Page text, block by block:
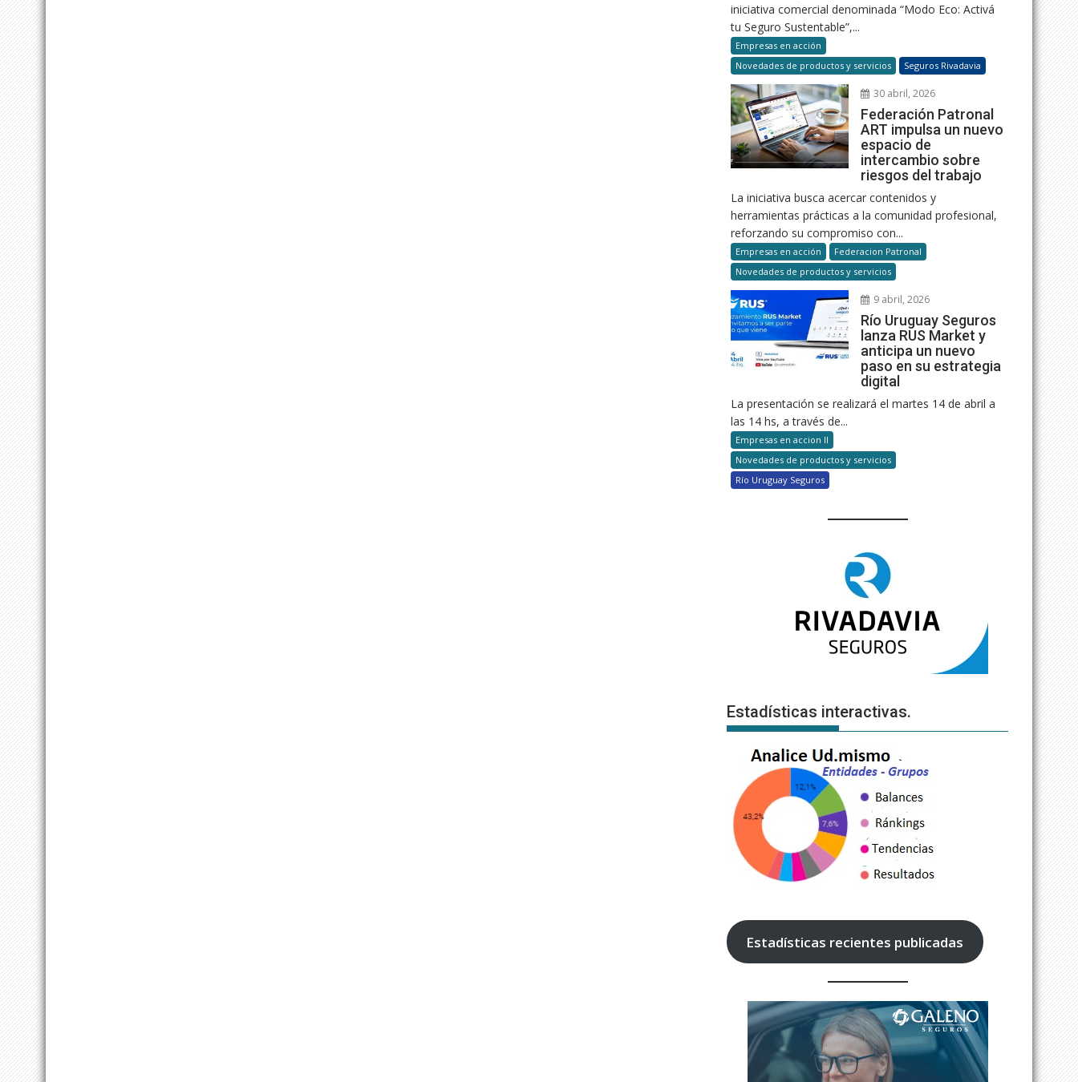
iniciativa comercial denominada “Modo Eco: Activá
tu Seguro Sustentable”,...
Empresas en acción
Novedades de productos y servicios
Seguros Rivadavia
30 abril, 2026
Federación Patronal
ART impulsa un nuevo
espacio de
intercambio sobre
riesgos del trabajo
La iniciativa busca acercar contenidos y
herramientas prácticas a la comunidad profesional,
reforzando su compromiso con...
Empresas en acción
Federacion Patronal
Novedades de productos y servicios
9 abril, 2026
Río Uruguay Seguros
lanza RUS Market y
anticipa un nuevo
paso en su estrategia
digital
La presentación se realizará el martes 14 de abril a
las 14 hs, a través de...
Empresas en accion II
Novedades de productos y servicios
Río Uruguay Seguros
Estadísticas interactivas.
Estadísticas recientes publicadas